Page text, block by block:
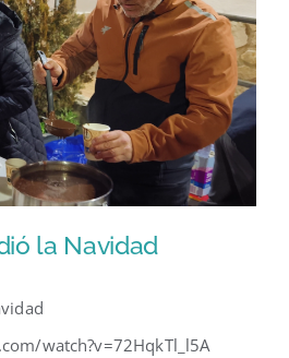
la Navidad
watch?v=72HqkTl_l5A